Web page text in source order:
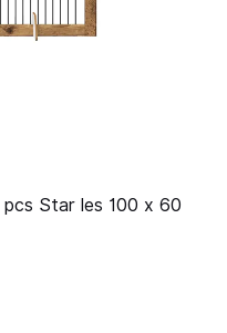
Star les 100 x 60